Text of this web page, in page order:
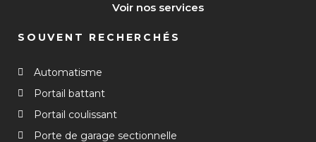
Voir nos services
SOUVENT RECHERCHÉS
Automatisme
Portail battant
Portail coulissant
Porte de garage sectionnelle